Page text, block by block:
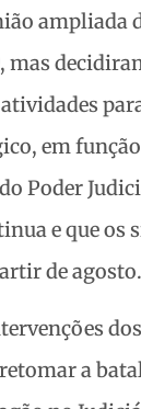
ampliada
mas
em
Poder
e que
de agosto.
a